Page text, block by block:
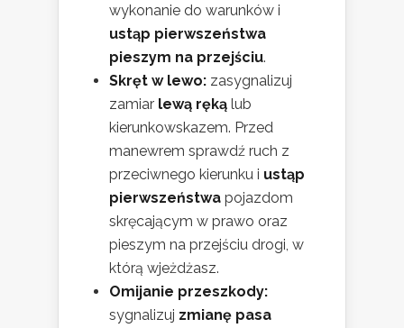
wykonanie do warunków i
ustąp pierwszeństwa
pieszym na przejściu.
Skręt w lewo: zasygnalizuj
zamiar lewą ręką lub
kierunkowskazem. Przed
manewrem sprawdź ruch z
przeciwnego kierunku i ustąp
pierwszeństwa pojazdom
skręcającym w prawo oraz
pieszym na przejściu drogi, w
którą wjeżdżasz.
Omijanie przeszkody:
sygnalizuj zmianę pasa